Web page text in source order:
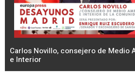
Carlos Novillo, consejero de Medio
e Interior